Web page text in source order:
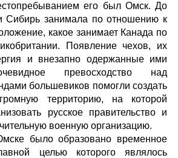
его был Омск. До
Сибирь занимала по отношению к
какое занимает Канада по
Появление чехов, их
и внезапно одержанные ими
превосходство над
большевиков помогли создать
территорию, на которой
русское правительство и
военную организацию.
было образовано временное
целью которого являлось